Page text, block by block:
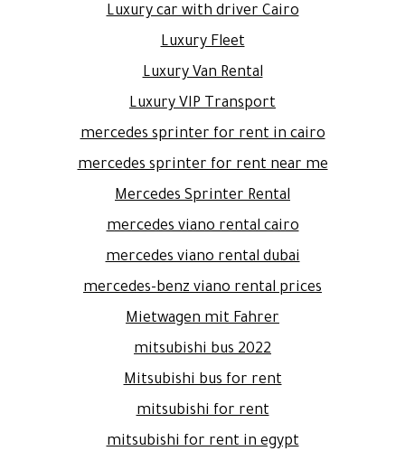
Luxury car with driver Cairo
Luxury Fleet
Luxury Van Rental
Luxury VIP Transport
mercedes sprinter for rent in cairo
mercedes sprinter for rent near me
Mercedes Sprinter Rental
mercedes viano rental cairo
mercedes viano rental dubai
mercedes-benz viano rental prices
Mietwagen mit Fahrer
mitsubishi bus 2022
Mitsubishi bus for rent
mitsubishi for rent
mitsubishi for rent in egypt